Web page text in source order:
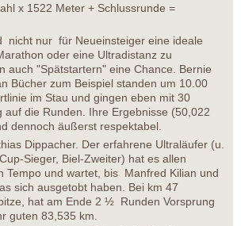
x 1522 Meter + Schlussrunde =
nicht nur für Neueinsteiger eine ideale
oder eine Ultradistanz zu
auch "Spätstartern" eine Chance. Bernie
Bücher zum Beispiel standen um 10.00
im Stau und gingen eben mit 30
auf die Runden. Ihre Ergebnisse (50,022
dennoch äußerst respektabel.
Dippacher. Der erfahrene Ultraläufer (u.
Sieger, Biel-Zweiter) hat es allen
Tempo und wartet, bis Manfred Kilian und
sich ausgetobt haben. Bei km 47
hat am Ende 2 ½ Runden Vorsprung
guten 83,535 km.